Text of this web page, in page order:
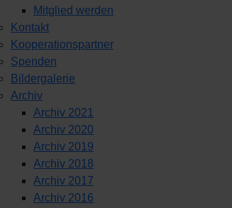
Mitglied werden
Kontakt
Kooperationspartner
Spenden
Bildergalerie
Archiv
Archiv 2021
Archiv 2020
Archiv 2019
Archiv 2018
Archiv 2017
Archiv 2016